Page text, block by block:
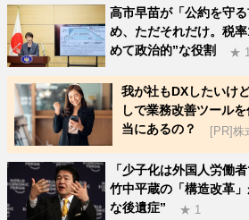
高市早苗が「公約を守
め、ただそれだけ。税
めて政治的”な役割
★ 1
我が社もDXしたいけ
しで業務改善ツール
当にあるの？
[PR]株
「少子化は外国人労働
竹中平蔵の「構造改革
な後遺症”
★ 1